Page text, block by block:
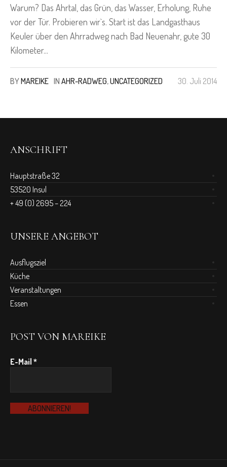
Warum? Das Ahrtal, das Grün, das Wasser, Erholung, Ruhe
vor der Tür. Probieren wir`s. Start ist das Landgasthaus
Keuler über den Ahrradweg nach Bad Neuenahr, gute 30
Kilometer...
30. Juli 2014
BYMAREIKE IN AHR-RADWEG,UNCATEGORIZED
ANSCHRIFT
Hauptstraße 32
53520 Insul
+ 49 (0) 2695 – 224
UNSERE ANGEBOT
Ausflugsziel
Küche
Veranstaltungen
Essen
POST VON MAREIKE
E-Mail*